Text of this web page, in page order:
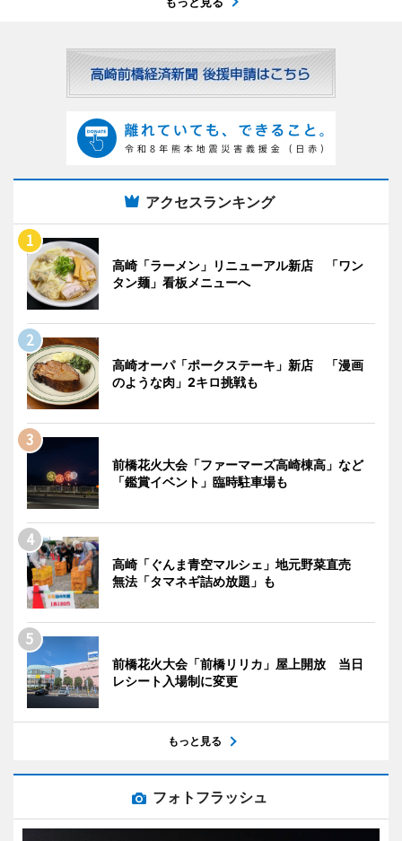
アクセスランキング
高崎「ラーメン」リニューアル新店 「ワン
タン麺」看板メニューへ
高崎オーパ「ポークステーキ」新店 「漫画
のような肉」2キロ挑戦も
前橋花火大会「ファーマーズ高崎棟高」など
「鑑賞イベント」臨時駐車場も
高崎「ぐんま青空マルシェ」地元野菜直売
無法「タマネギ詰め放題」も
前橋花火大会「前橋リリカ」屋上開放 当日
レシート入場制に変更
もっと見る
フォトフラッシュ